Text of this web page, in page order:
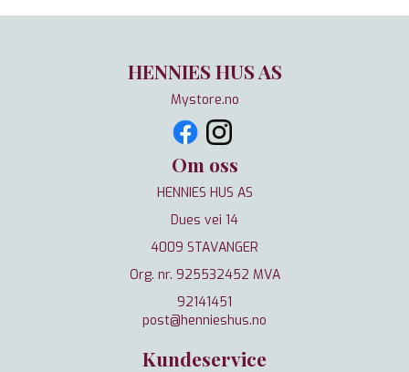
HENNIES HUS AS
Mystore.no
Om oss
HENNIES HUS AS
Dues vei 14
4009 STAVANGER
Org. nr. 925532452 MVA
92141451
post@hennieshus.no
Kundeservice